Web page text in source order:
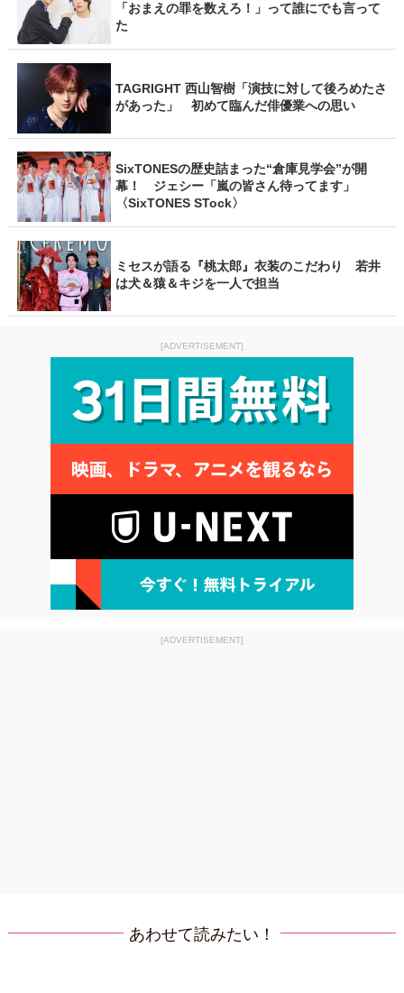
「おまえの罪を数えろ！」って誰にでも言って
た
TAGRIGHT 西山智樹「演技に対して後ろめたさ
があった」 初めて臨んだ俳優業への思い
SixTONESの歴史詰まった“倉庫見学会”が開
幕！ ジェシー「嵐の皆さん待ってます」
〈SixTONES STock〉
ミセスが語る『桃太郎』衣装のこだわり 若井
は犬＆猿＆キジを一人で担当
[ADVERTISEMENT]
[ADVERTISEMENT]
あわせて読みたい！